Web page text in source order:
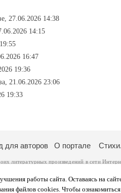
27.06.2026 14:38
14:15
16:47
19:36
21.06.2026 23:06
19:33
работы сайта. Оставаясь на
файлов cookies. Чтобы
для авторов О портале
литературных произведений в сети
произведений возможна только с согласия
на основании
можете посмотреть более подробную